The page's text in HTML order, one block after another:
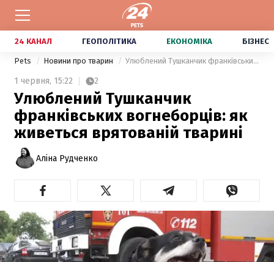
24 КАНАЛ ГЕОПОЛІТИКА ЕКОНОМІКА БІЗНЕС
Pets Новини про тварин Улюблений Тушканчик франківських вогнеборців: як живеться врятованій тварині
1 червня, 15:22 2
Улюблений Тушканчик
франківських вогнеборців: як
живеться врятованій тварині
Аліна Рудченко